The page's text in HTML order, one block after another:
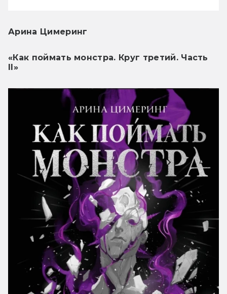
Арина Цимеринг
«Как поймать монстра. Круг третий. Часть
II»